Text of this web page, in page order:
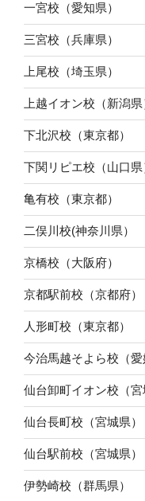
一宮校（愛知県）
三宮校（兵庫県）
上尾校（埼玉県）
上越イオン校（新潟県
下北沢校（東京都）
下関リピエ校（山口県
亀有校（東京都）
二俣川校(神奈川県）
京橋校（大阪府）
京都駅前校（京都府）
人形町校（東京都）
今治馬越そよら校（愛
仙台卸町イオン校（宮
仙台長町校（宮城県）
仙台駅前校（宮城県）
伊勢崎校（群馬県）